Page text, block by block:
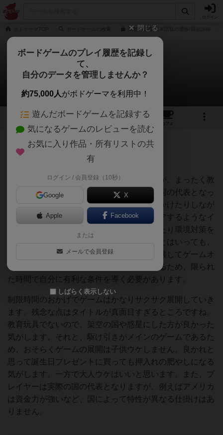
京都議定書 日本語版の通販/商品詳細
京都議定書
MORIZOさんのレビュー
5 2 7
カフェ
554名 2名 0 約5年前
タイトルから教育玩具を創造していましたが、まったく教
育的な要素はありません。プレイヤーは各国の代表となっ
て、うまく他人をそそのかしたりブラフをかけたりしなが
ら、各個人に与えられたミッションをクリアするようなイ
メージです。基本的には環境助成金を出したり環境対策を
しない方が自国にはメリットがあります。とはいっても、
お互いに自国の利益を優先すれば地球が崩壊してゲームオ
ーバーとなります。交渉には制限時間があるため、限られ
た時間で自分に有利な条件を導く必要があります。
制限時間のおかげでゲームはかなりサクサク展開していき
ます。残念な点はタイトルが真面目すぎるところですね。
教育玩具でないので、架空の国や惑星にした方が良かった
気がします。それと、駆け引きがメインのゲームであるた
め、おそらくゲームの展開は子供ウケしません。良かれと
思って誕生日プレゼントに買っても押入れの肥やしになる
気がします。一方で大人ウケはいいと思います。また、プ
レイヤーは実際の国の代表となりますが、例えばアメリカ
は資金力が強いなど、国によって特性が異なる仕掛けはあ
りません。
閉じる
ボードゲームのプレイ履歴を記録し
て、
自分のデータを管理しませんか？
約75,000人がボドゲーマを利用中！
遊んだボードゲームを記録する
気になるゲームのレビューを読む
お気に入り作品・所有リストの共
有
ログイン / 会員登録（10秒）
Google X
Apple Facebook
または
メールで会員登録
しばらく表示しない